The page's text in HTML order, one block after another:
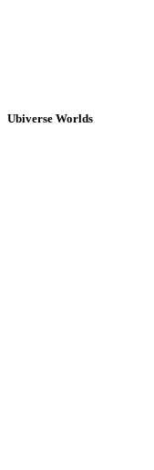
Ubiverse Worlds